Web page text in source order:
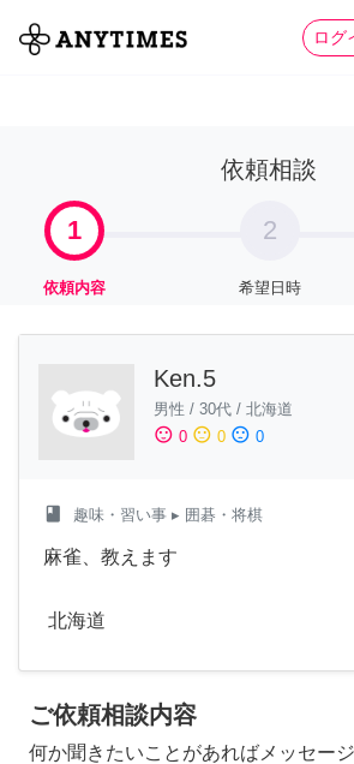
ログ
全て 家
依頼相談
1
依頼内容
2
希望日時
Ken.5
男性 / 30代 / 北海道
sentiment_satisfied 0 sentiment_neutral 0 sentiment_dissatisfied 0
class 趣味・習い事 ▸ 囲碁・将棋
麻雀、教えます
北海道
ご依頼相談内容
何か聞きたいことがあればメッセー